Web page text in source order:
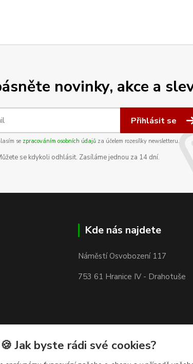
novinky, akce a
Přihlásit se
se zpracováním osobních údajů za účelem rozesílky newsletteru.
se kdykoli odhlásit. Zasíláme jednou za 14 dní.
Kde nás najdete
Náměstí Osvobození 117
753 61 Hranice IV - Drahotuše
🍪 Jak byste rádi své cookies?